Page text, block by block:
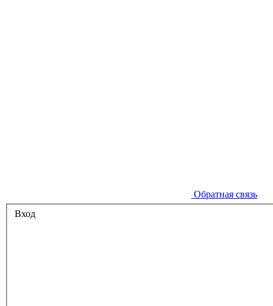
Обратная связь
Вход